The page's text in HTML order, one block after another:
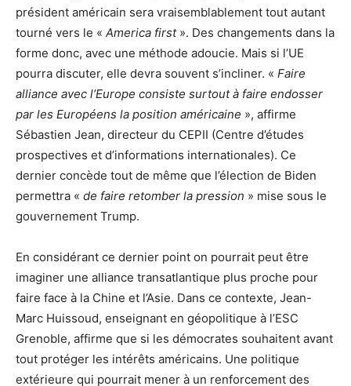
président américain sera vraisemblablement tout autant
tourné vers le « America first». Des changements dans la
forme donc, avec une méthode adoucie. Mais si l’UE
pourra discuter, elle devra souvent s’incliner. « Faire
alliance avec l’Europe consiste surtout à faire endosser
par les Européens la position américaine », affirme
Sébastien Jean, directeur du CEPII (Centre d’études
prospectives et d’informations internationales). Ce
dernier concède tout de même que l’élection de Biden
permettra « de faire retomber la pression » mise sous le
gouvernement Trump.
En considérant ce dernier point on pourrait peut être
imaginer une alliance transatlantique plus proche pour
faire face à la Chine et l’Asie. Dans ce contexte, Jean-
Marc Huissoud, enseignant en géopolitique à l’ESC
Grenoble, affirme que si les démocrates souhaitent avant
tout protéger les intérêts américains. Une politique
extérieure qui pourrait mener à un renforcement des